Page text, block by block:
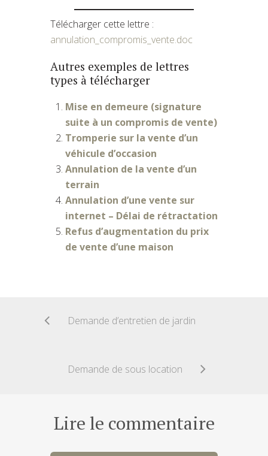
Télécharger cette lettre :
annulation_compromis_vente.doc
Autres exemples de lettres
types à télécharger
Mise en demeure (signature
suite à un compromis de vente)
Tromperie sur la vente d’un
véhicule d’occasion
Annulation de la vente d’un
terrain
Annulation d’une vente sur
internet – Délai de rétractation
Refus d’augmentation du prix
de vente d’une maison
Demande d’entretien de jardin
Demande de sous location
Lire le commentaire